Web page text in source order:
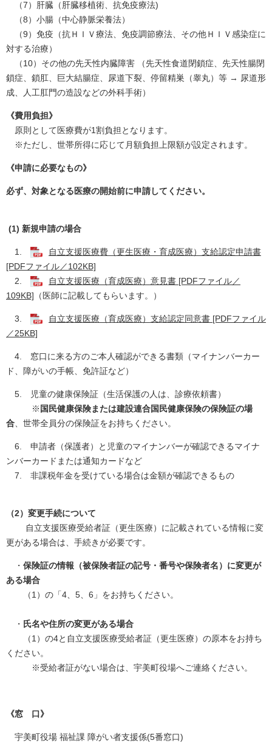
（7）肝臓（肝臓移植術、抗免疫療法)
（8）小腸（中心静脈栄養法）
（9）免疫（抗ＨＩＶ療法、免疫調節療法、その他ＨＩＶ感染症に
対する治療）
（10）その他の先天性内臓障害 （先天性食道閉鎖症、先天性腸閉
鎖症、鎖肛、巨大結腸症、尿道下裂、停留精巣（睾丸）等 → 尿道形
成、人工肛門の造設などの外科手術）
《費用負担》
原則として医療費が1割負担となります。
※ただし、世帯所得に応じて月額負担上限額が設定されます。
《申請に必要なもの》
必ず、対象となる医療の開始前に申請してください。
(1) 新規申請の場合
1.
自立支援医療費（更生医療・育成医療）支給認定申請書
[PDFファイル／102KB]
2.
自立支援医療（育成医療）意見書 [PDFファイル／
109KB] （医師に記載してもらいます。）
3.
自立支援医療（育成医療）支給認定同意書 [PDFファイル
／25KB]
4. 窓口に来る方のご本人確認ができる書類（マイナンバーカー
ド、障がいの手帳、免許証など）
5. 児童の健康保険証（生活保護の人は、診療依頼書）
※ 国民健康保険または建設連合国民健康保険の保険証の場
合 、世帯全員分の保険証をお持ちください。
6. 申請者（保護者）と児童のマイナンバーが確認できるマイナ
ンバーカードまたは通知カードなど
7. 非課税年金を受けている場合は金額が確認できるもの
（2）変更手続について
自立支援医療受給者証（更生医療）に記載されている情報に変
更がある場合は、手続きが必要です。
・ 保険証の情報（被保険者証の記号・番号や保険者名）に変更が
ある場合
（1）の「4、5、6」をお持ちください。
・ 氏名や住所の変更がある場合
（1）の4と自立支援医療受給者証（更生医療）の原本をお持ち
ください。
※受給者証がない場合は、宇美町役場へご連絡ください。
《窓 口》
宇美町役場 福祉課 障がい者支援係(5番窓口)